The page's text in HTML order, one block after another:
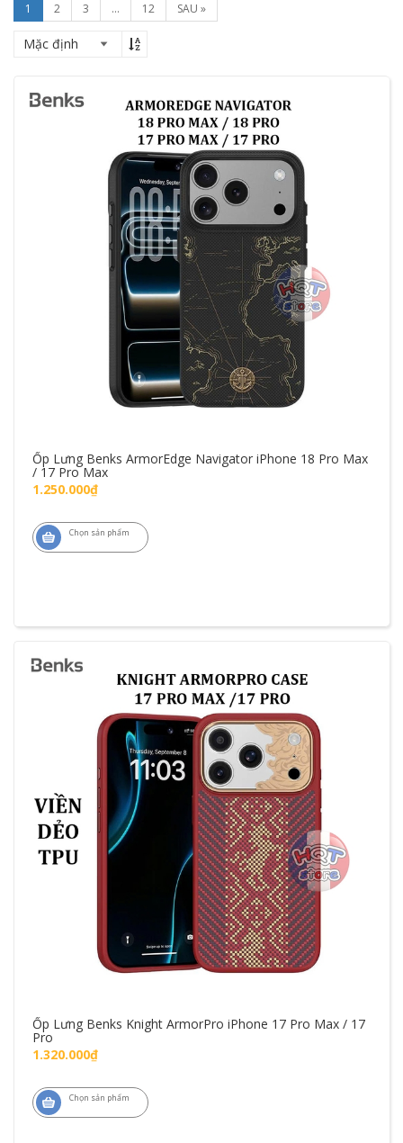
1 2 3 ... 12 SAU »
Ốp Lưng Benks ArmorEdge Navigator iPhone 18 Pro Max
/ 17 Pro Max
1.250.000₫
Chọn sản phẩm
Ốp Lưng Benks Knight ArmorPro iPhone 17 Pro Max / 17
Pro
1.320.000₫
Chọn sản phẩm